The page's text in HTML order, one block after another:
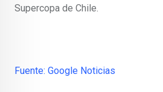
Supercopa de Chile.
Fuente: Google Noticias